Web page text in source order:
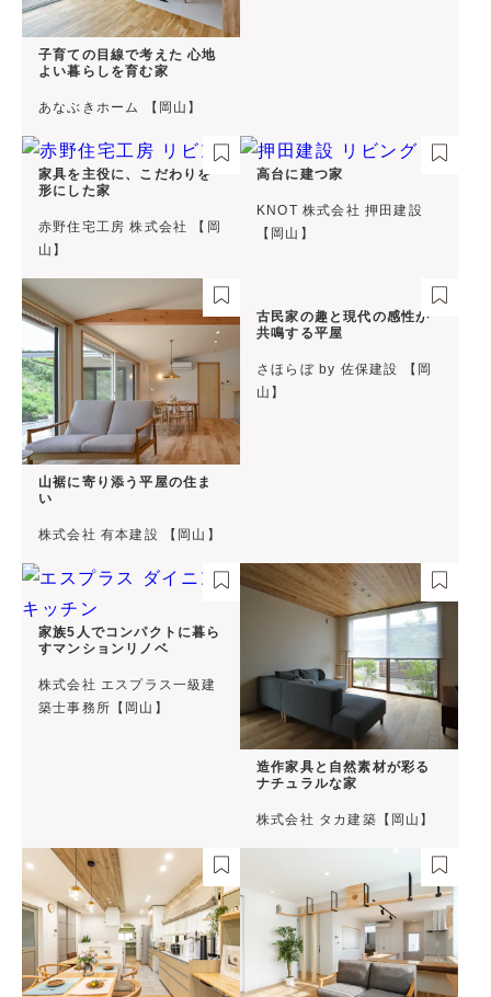
子育ての目線で考えた 心地
よい暮らしを育む家
あなぶきホーム 【岡山】
家具を主役に、こだわりを
形にした家
赤野住宅工房 株式会社 【岡
山】
高台に建つ家
KNOT 株式会社 押田建設
【岡山】
山裾に寄り添う平屋の住ま
い
株式会社 有本建設 【岡山】
古民家の趣と現代の感性が
共鳴する平屋
さほらぼ by 佐保建設 【岡
山】
家族5人でコンパクトに暮ら
すマンションリノベ
株式会社 エスプラス一級建
築士事務所【岡山】
造作家具と自然素材が彩る
ナチュラルな家
株式会社 タカ建築【岡山】